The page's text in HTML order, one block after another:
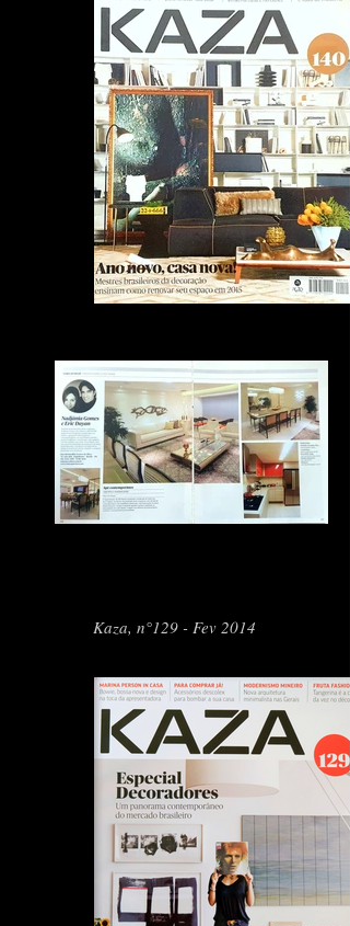
Kaza, n°129 - Fev 2014